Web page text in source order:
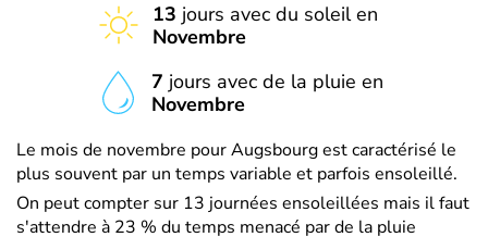
13 jours avec du soleil en
Novembre
7 jours avec de la pluie en
Novembre
Le mois de novembre pour Augsbourg est caractérisé le
plus souvent par un temps variable et parfois ensoleillé.
On peut compter sur 13 journées ensoleillées mais il faut
s'attendre à 23 % du temps menacé par de la pluie